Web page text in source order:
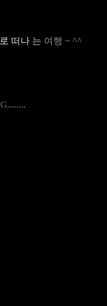
로 떠나 는 여행 ~ ^^
G........